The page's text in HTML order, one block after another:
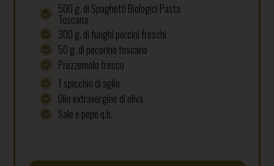
500 g. di Spaghetti Biologici Pasta
Toscana
300 g. di funghi porcini freschi
50 g. di pecorino toscano
Prezzemolo fresco
1 spicchio di aglio
Olio extravergine di oliva
Sale e pepe q.b.